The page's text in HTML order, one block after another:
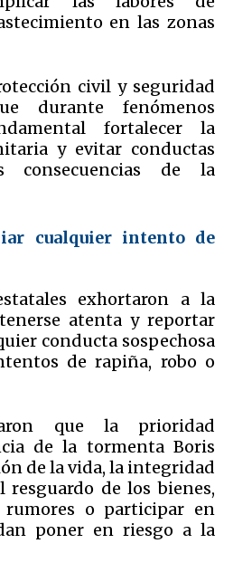
en las zonas
civil y seguridad
durante fenómenos
fortalecer la
y evitar conductas
consecuencias de la
cualquier intento de
exhortaron a la
atenta y reportar
conducta sospechosa
de rapiña, robo o
que la prioridad
de la tormenta Boris
de la vida, la integridad
de los bienes,
o participar en
poner en riesgo a la